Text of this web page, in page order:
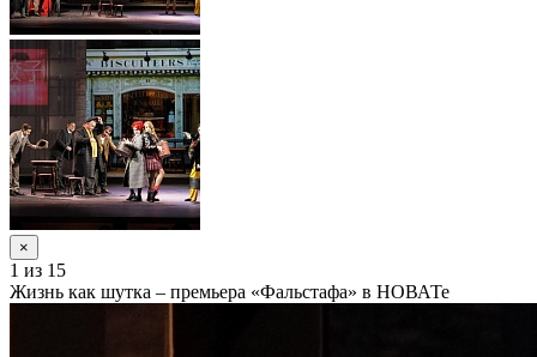
×
1 из 15
Жизнь как шутка – премьера «Фальстафа» в НОВАТе